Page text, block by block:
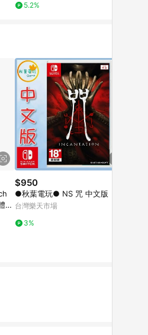
5.2%
票
$950
●秋葉電玩● NS 咒 中文版
台灣樂天市場
3%